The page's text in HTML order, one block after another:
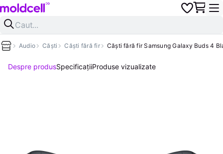
Audio Căști Căști fără fir Căști fără fir Samsung Galaxy Buds 4
Despre produsSpecificațiiProduse vizualizate